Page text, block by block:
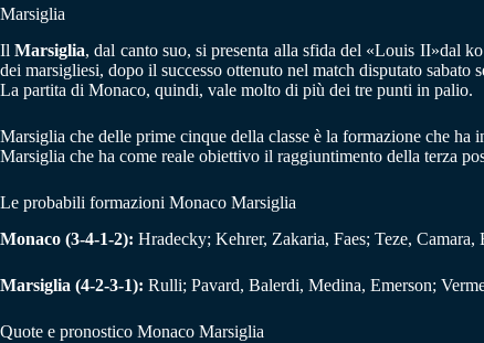
Marsiglia
IlMarsiglia, dal canto suo, si presenta alla sfida del «Louis II»dal
dei marsigliesi, dopo il successo ottenuto nel match disputato
La partita di Monaco, quindi, vale molto di più dei tre punti in palio.
Marsiglia che delle prime cinque della classe è la formazione che
Marsiglia che ha come reale obiettivo il raggiuntimento della terza
Le probabili formazioni Monaco Marsiglia
Monaco (3-4-1-2): Hradecky; Kehrer, Zakaria, Faes; Teze,
Marsiglia (4-2-3-1): Rulli; Pavard, Balerdi, Medina, Emerson;
Quote e pronostico Monaco Marsiglia